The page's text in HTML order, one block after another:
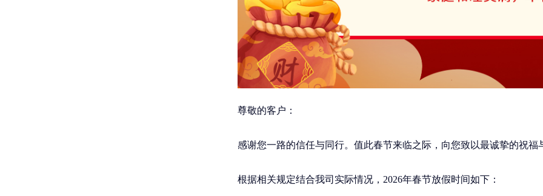
尊敬的客户：
感谢您一路的信任与同行。值此春节来临之际，向您致以最诚挚的祝福
根据相关规定结合我司实际情况， 2026年春节放假时间如下：